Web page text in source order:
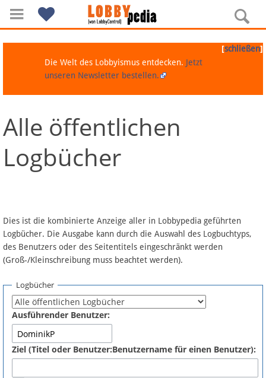
Navigation
Über Lobbypedia
Artikel nach Kategorien
FAQ
Fördermitglied werden
Fehler melden
[schließen]
Die Welt des Lobbyismus entdecken. Jetzt
unseren Newsletter bestellen.
Alle öffentlichen
Logbücher
Dies ist die kombinierte Anzeige aller in Lobbypedia geführten
Logbücher. Die Ausgabe kann durch die Auswahl des Logbuchtyps,
des Benutzers oder des Seitentitels eingeschränkt werden
(Groß-/Kleinschreibung muss beachtet werden).
Logbücher
Ausführender Benutzer:
Ziel (Titel oder Benutzer:Benutzername für einen Benutzer):